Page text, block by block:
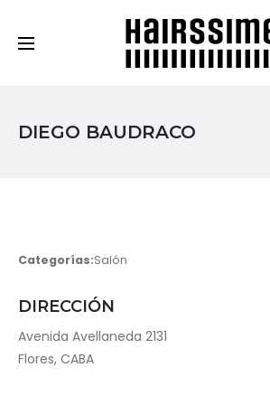
DIEGO BAUDRACO
Categorías:Salón
DIRECCIÓN
Avenida Avellaneda 2131
Flores, CABA